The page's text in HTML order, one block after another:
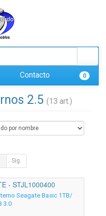
Contacto 0
2.5 (13 art.)
Sig.
- STJL1000400
Seagate Basic 1TB/
3.0